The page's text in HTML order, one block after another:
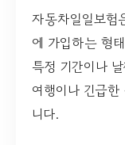
자동차일일보험
에 가입하는 형
특정 기간이나
여행이나 긴급
니다.